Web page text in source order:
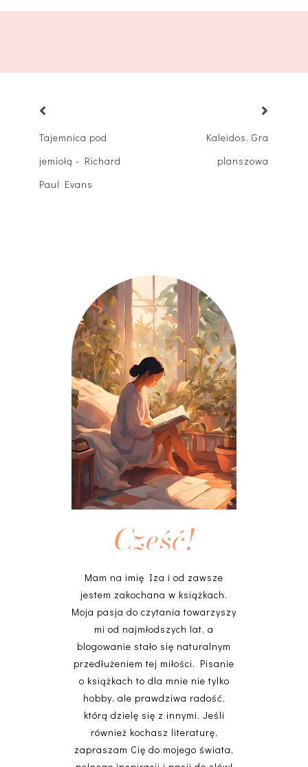
Tajemnica pod
jemiołą - Richard
Paul Evans
Kaleidos. Gra
planszowa
Cześć!
Mam na imię Iza i od zawsze
jestem zakochana w książkach.
Moja pasja do czytania towarzyszy
mi od najmłodszych lat, a
blogowanie stało się naturalnym
przedłużeniem tej miłości. Pisanie
o książkach to dla mnie nie tylko
hobby, ale prawdziwa radość,
którą dzielę się z innymi. Jeśli
również kochasz literaturę,
zapraszam Cię do mojego świata,